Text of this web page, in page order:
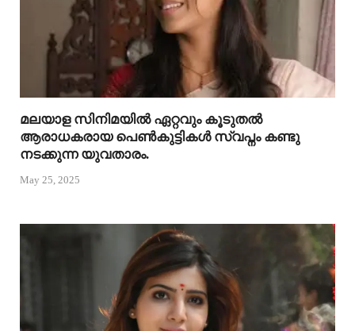
മലയാള സിനിമയിൽ ഏറ്റവും കൂടുതൽ
ആരാധകരായ പെൺകുട്ടികൾ സ്വപ്നം കണ്ടു
നടക്കുന്ന യുവതാരം.
May 25, 2025